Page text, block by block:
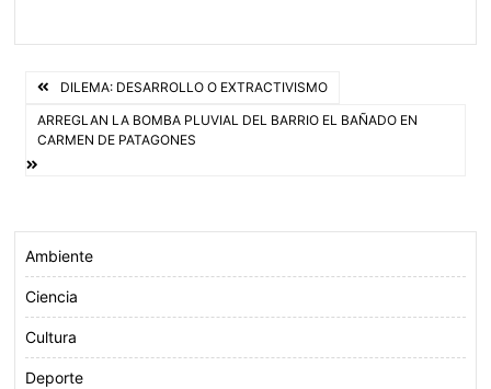
b
o
o
t
e
r
s
A
p
l
Navegación
de
entradas
DILEMA: DESARROLLO O EXTRACTIVISMO
ARREGLAN LA BOMBA PLUVIAL DEL BARRIO EL BAÑADO EN
CARMEN DE PATAGONES
Ambiente
Ciencia
Cultura
Deporte